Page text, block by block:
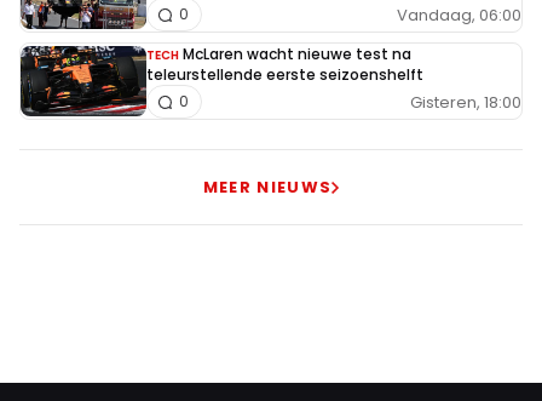
Vandaag, 06:00
0
TECH McLaren wacht nieuwe test na
teleurstellende eerste seizoenshelft
Gisteren, 18:00
0
MEER NIEUWS